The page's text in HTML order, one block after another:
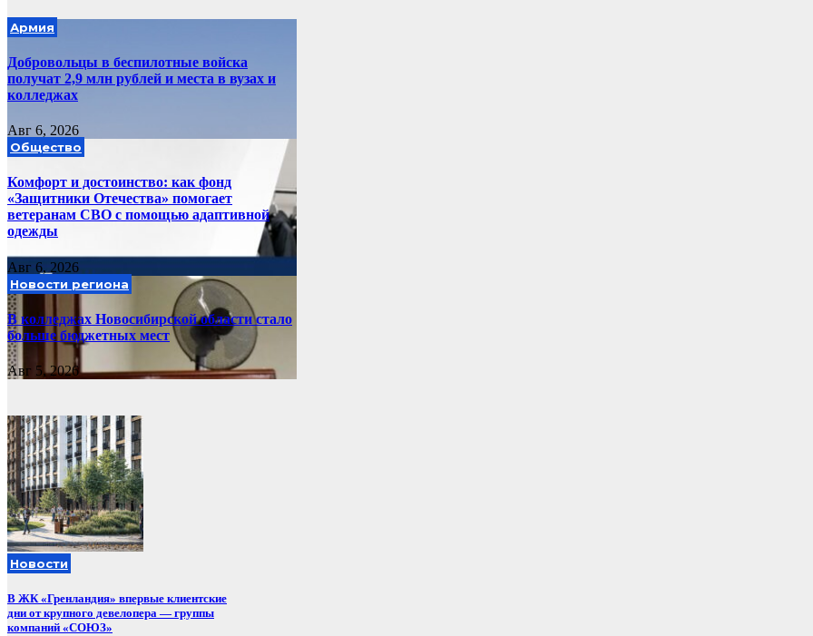
Армия
Добровольцы в беспилотные войска
получат 2,9 млн рублей и места в вузах и
колледжах
Авг 6, 2026
Общество
Комфорт и достоинство: как фонд
«Защитники Отечества» помогает
ветеранам СВО с помощью адаптивной
одежды
Авг 6, 2026
Новости региона
В колледжах Новосибирской области стало
больше бюджетных мест
Авг 5, 2026
Новости
В ЖК «Гренландия» впервые клиентские
дни от крупного девелопера — группы
компаний «СОЮЗ»